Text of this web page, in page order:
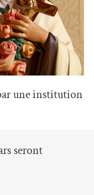
une institution
seront